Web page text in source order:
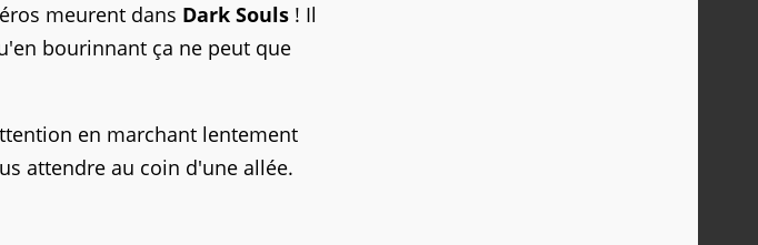
meurent dans Dark Souls ! Il
bourinnant ça ne peut que
en marchant lentement
attendre au coin d'une allée.